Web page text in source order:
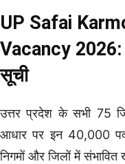
UP Safai
Vacancy 2026:
सूची
उत्तर प्रदेश के सभी 75
आधार पर इन 40,000
निगमों और जिलों में संभावित